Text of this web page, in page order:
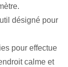
désigné pour
pour effectue
calme et